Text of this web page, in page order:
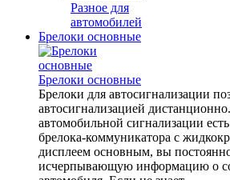
Разное для
автомобилей
Брелоки основные
Брелоки основные
Брелоки для автосигнализации
автосигнализацией
автомобильной сигнализации
брелока-коммуникатора с
дисплеем основным, вы
исчерпывающую информацию о